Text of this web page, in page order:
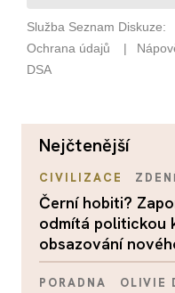
nejčtenější
CIVILIZACE
Černí hobiti?
odmítá politickou
obsazování
PORADNA OLIVIE